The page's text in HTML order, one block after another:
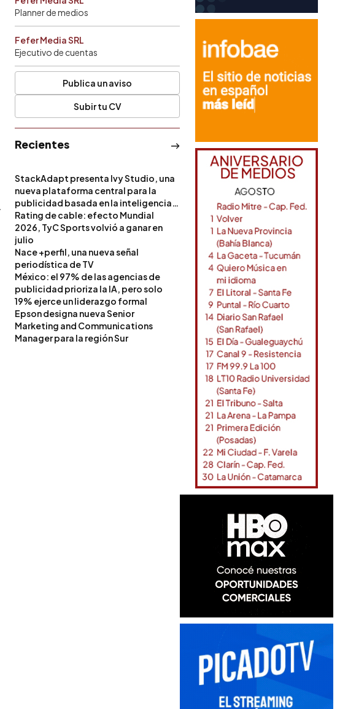
Planner de medios
Fefer Media SRL
Ejecutivo de cuentas
Publica un aviso
Subir tu CV
Recientes
StackAdapt presenta Ivy Studio, una
nueva plataforma central para la
publicidad basada en la inteligencia
artificial
Rating de cable: efecto Mundial
2026, TyC Sports volvió a ganar en
julio
Nace +perfil, una nueva señal
periodística de TV
México: el 97% de las agencias de
publicidad prioriza la IA, pero solo
19% ejerce un liderazgo formal
Epson designa nueva Senior
Marketing and Communications
Manager para la región Sur